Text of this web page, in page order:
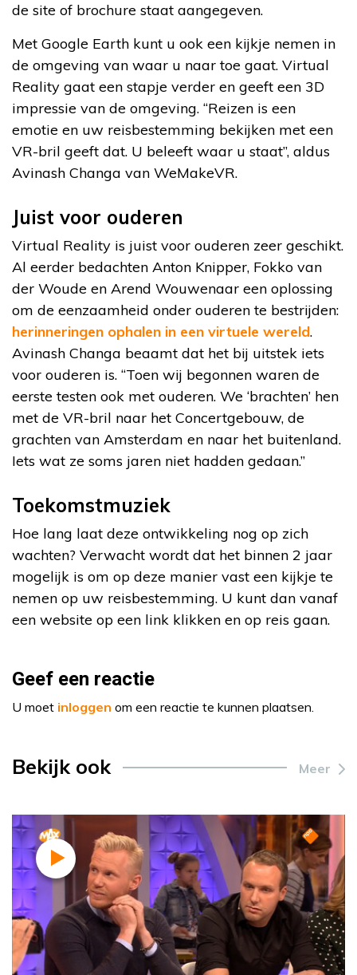
de site of brochure staat aangegeven.
Met Google Earth kunt u ook een kijkje nemen in
de omgeving van waar u naar toe gaat. Virtual
Reality gaat een stapje verder en geeft een 3D
impressie van de omgeving. “Reizen is een
emotie en uw reisbestemming bekijken met een
VR-bril geeft dat. U beleeft waar u staat”, aldus
Avinash Changa van WeMakeVR.
Juist voor ouderen
Virtual Reality is juist voor ouderen zeer geschikt.
Al eerder bedachten Anton Knipper, Fokko van
der Woude en Arend Wouwenaar een oplossing
om de eenzaamheid onder ouderen te bestrijden:
herinneringen ophalen in een virtuele wereld.
Avinash Changa beaamt dat het bij uitstek iets
voor ouderen is. “Toen wij begonnen waren de
eerste testen ook met ouderen. We ‘brachten’ hen
met de VR-bril naar het Concertgebouw, de
grachten van Amsterdam en naar het buitenland.
Iets wat ze soms jaren niet hadden gedaan.”
Toekomstmuziek
Hoe lang laat deze ontwikkeling nog op zich
wachten? Verwacht wordt dat het binnen 2 jaar
mogelijk is om op deze manier vast een kijkje te
nemen op uw reisbestemming. U kunt dan vanaf
een website op een link klikken en op reis gaan.
Geef een reactie
U moet inloggen om een reactie te kunnen plaatsen.
Bekijk ook Meer